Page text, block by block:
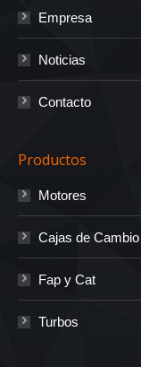
Empresa
Noticias
Contacto
Productos
Motores
Cajas de Cambio
Fap y Cat
Turbos